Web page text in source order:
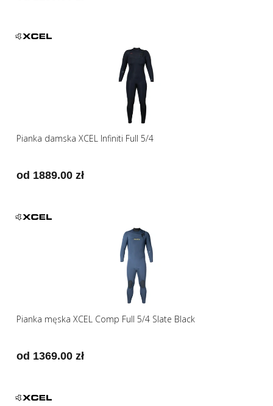
Pianka damska XCEL Infiniti Full 5/4
od 1889.00 zł
Pianka męska XCEL Comp Full 5/4 Slate Black
od 1369.00 zł